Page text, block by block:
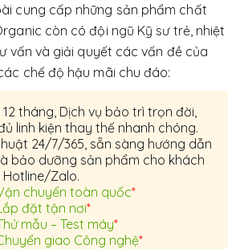
cung cấp những sản phẩm chất
còn có đội ngũ Kỹ sư trẻ, nhiệt
vấn và giải quyết các vấn đề của
chế độ hậu mãi chu đáo:
tháng, Dịch vụ bảo trì trọn đời,
linh kiện thay thế nhanh chóng.
24/7/365, sẵn sàng hướng dẫn
bảo dưỡng sản phẩm cho khách
Zalo.
Vận chuyển toàn quốc*
đặt tận nơi*
mẫu – Test máy*
giao Công nghệ*